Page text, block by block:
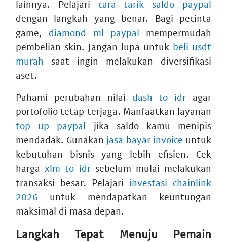
lainnya. Pelajari cara tarik saldo paypal
dengan langkah yang benar. Bagi pecinta
game, diamond ml paypal mempermudah
pembelian skin. Jangan lupa untuk beli usdt
murah saat ingin melakukan diversifikasi
aset.
Pahami perubahan nilai dash to idr agar
portofolio tetap terjaga. Manfaatkan layanan
top up paypal jika saldo kamu menipis
mendadak. Gunakan jasa bayar invoice untuk
kebutuhan bisnis yang lebih efisien. Cek
harga xlm to idrsebelum mulai melakukan
transaksi besar. Pelajari investasi chainlink
2026 untuk mendapatkan keuntungan
maksimal di masa depan.
Langkah Tepat Menuju Pemain